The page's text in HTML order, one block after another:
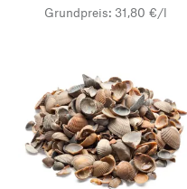
Grundpreis: 31,80 €/l